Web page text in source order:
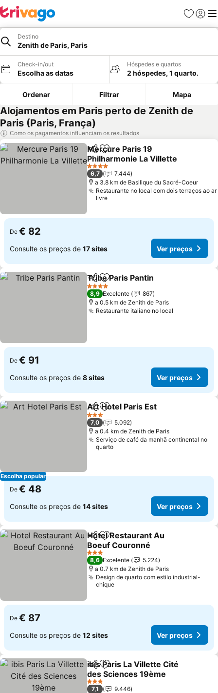
Favoritos
Iniciar
Destino
Zenith de Paris, Paris
Check-in/out
Escolha as datas
Hóspedes e quartos
2 hóspedes, 1 quarto.
Ordenar Filtrar Mapa
Alojamentos em Paris perto de Zenith de
Paris (Paris, França)
Como os pagamentos influenciam os resultados
PartilharAdicionar aos favoritos
Mercure Paris 19
Philharmonie La Villette
Ver preços
4 Estrelas
6,7
7.444
a 3.8 km de Basilique du Sacré-Coeur
Restaurante no local com dois terraços ao ar
livre
De € 82
Consulte os preços de 17 sites Ver preços
PartilharAdicionar aos favoritos
Tribe Paris Pantin
4 Estrelas
8,9 Excelente
867
a 0.5 km de Zenith de Paris
Restaurante italiano no local
De € 91
Consulte os preços de 8 sites Ver preços
Escolha popular
PartilharAdicionar aos favoritos
Art Hotel Paris Est
3 Estrelas
7,0
5.092
a 0.4 km de Zenith de Paris
Serviço de café da manhã continental no
quarto
De € 48
Consulte os preços de 14 sites Ver preços
PartilharAdicionar aos favoritos
Hotel Restaurant Au
Boeuf Couronné
Ver preços
3 Estrelas
8,6 Excelente
5.224
a 0.7 km de Zenith de Paris
Design de quarto com estilo industrial-
chique
De € 87
Consulte os preços de 12 sites Ver preços
PartilharAdicionar aos favoritos
ibis Paris La Villette Cité
des Sciences 19ème
Ver preços
3 Estrelas
7,1
9.446